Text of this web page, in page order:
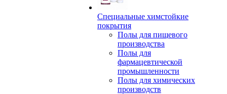
Специальные химстойкие
покрытия
Полы для пищевого
производства
Полы для
фармацевтической
промышленности
Полы для химических
производств